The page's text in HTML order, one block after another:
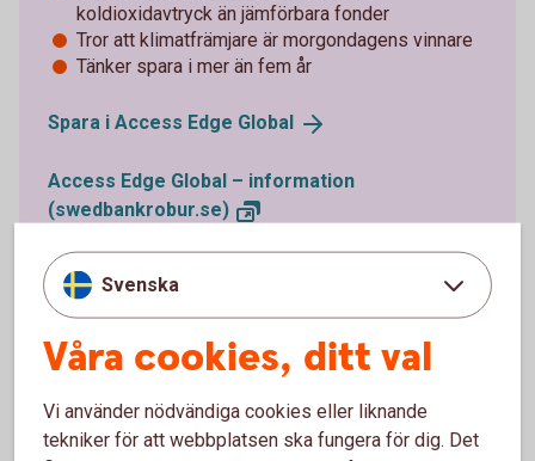
koldioxidavtryck än jämförbara fonder
Tror att klimatfrämjare är morgondagens vinnare
Tänker spara i mer än fem år
Spara i Access Edge Global
Access Edge Global – information
(swedbankrobur.se)
Svenska
Våra cookies, ditt val
Vi använder nödvändiga cookies eller liknande
tekniker för att webbplatsen ska fungera för dig. Det